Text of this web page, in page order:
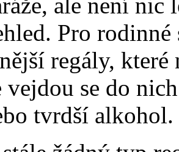
ale není nic
Pro
regály,
vejdou se do
tvrdší alkohol.